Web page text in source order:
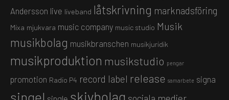
Andersson live liveband låtskrivning marknadsföring
Mixa mjukvara music company music studio Musik
musikbolag musikbranschen musikjuridik
musikproduktion musikstudio pengar
promotion Radio P4 record label release samarbete signa
singel skivbolag